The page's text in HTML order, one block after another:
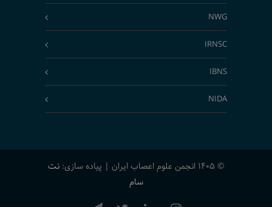
NWG
IRNSC
IBNS
NIDA
© 1405 انجمن علوم اعصاب ایران | پیاده سازی:
نت
سام